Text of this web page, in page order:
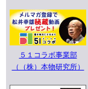
５１コラボ事業部
（（株）本物研究所）